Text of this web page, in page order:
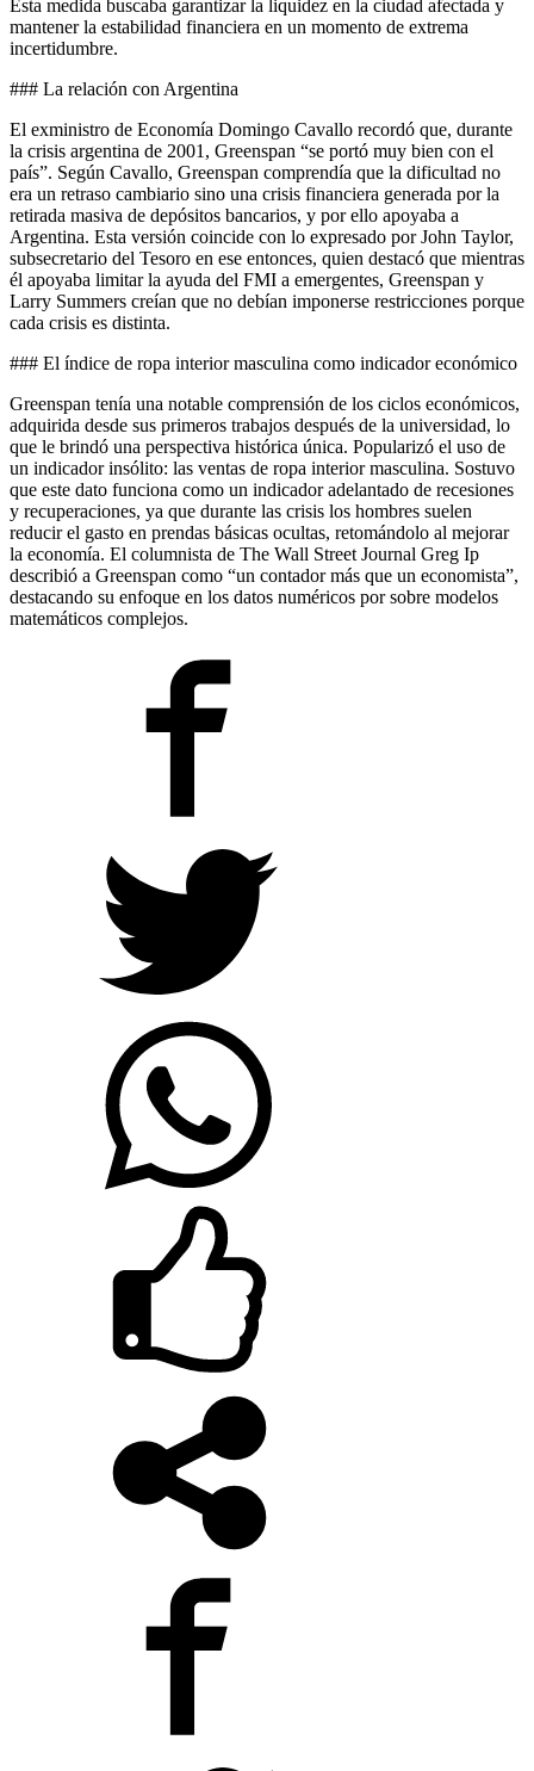
Esta medida buscaba garantizar la liquidez en la ciudad afectada y
mantener la estabilidad financiera en un momento de extrema
incertidumbre.
### La relación con Argentina
El exministro de Economía Domingo Cavallo recordó que, durante
la crisis argentina de 2001, Greenspan “se portó muy bien con el
país”. Según Cavallo, Greenspan comprendía que la dificultad no
era un retraso cambiario sino una crisis financiera generada por la
retirada masiva de depósitos bancarios, y por ello apoyaba a
Argentina. Esta versión coincide con lo expresado por John Taylor,
subsecretario del Tesoro en ese entonces, quien destacó que mientras
él apoyaba limitar la ayuda del FMI a emergentes, Greenspan y
Larry Summers creían que no debían imponerse restricciones porque
cada crisis es distinta.
### El índice de ropa interior masculina como indicador económico
Greenspan tenía una notable comprensión de los ciclos económicos,
adquirida desde sus primeros trabajos después de la universidad, lo
que le brindó una perspectiva histórica única. Popularizó el uso de
un indicador insólito: las ventas de ropa interior masculina. Sostuvo
que este dato funciona como un indicador adelantado de recesiones
y recuperaciones, ya que durante las crisis los hombres suelen
reducir el gasto en prendas básicas ocultas, retomándolo al mejorar
la economía. El columnista de The Wall Street Journal Greg Ip
describió a Greenspan como “un contador más que un economista”,
destacando su enfoque en los datos numéricos por sobre modelos
matemáticos complejos.